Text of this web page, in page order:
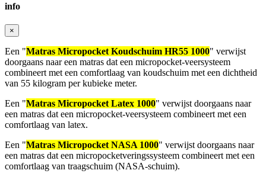
info
×
Een "Matras Micropocket Koudschuim HR55 1000" verwijst
doorgaans naar een matras dat een micropocket-veersysteem
combineert met een comfortlaag van koudschuim met een dichtheid
van 55 kilogram per kubieke meter.
Een "Matras Micropocket Latex 1000" verwijst doorgaans naar
een matras dat een micropocket-veersysteem combineert met een
comfortlaag van latex.
Een "Matras Micropocket NASA 1000" verwijst doorgaans naar
een matras dat een micropocketveringssysteem combineert met een
comfortlaag van traagschuim (NASA-schuim).